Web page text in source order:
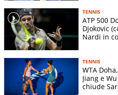
TENNIS
ATP 500
Djokovic
Nardi in
TENNIS
WTA
Jiang e
chiude